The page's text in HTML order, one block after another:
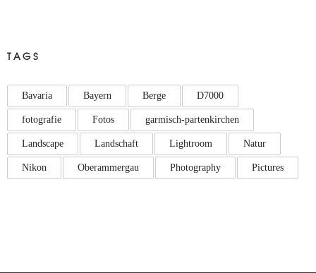
TAGS
Bavaria Bayern Berge D7000
fotografie Fotos garmisch-partenkirchen
Landscape Landschaft Lightroom Natur
Nikon Oberammergau Photography Pictures